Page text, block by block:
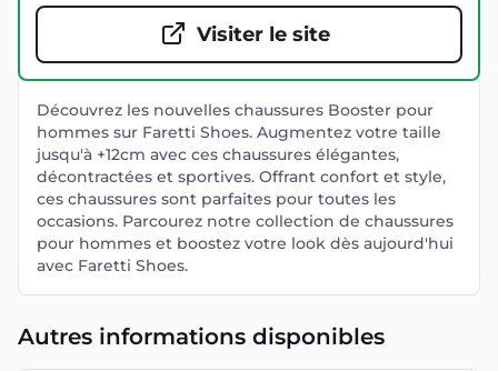
Visiter le site
Découvrez les nouvelles chaussures Booster pour
hommes sur Faretti Shoes. Augmentez votre taille
jusqu'à +12cm avec ces chaussures élégantes,
décontractées et sportives. Offrant confort et style,
ces chaussures sont parfaites pour toutes les
occasions. Parcourez notre collection de chaussures
pour hommes et boostez votre look dès aujourd'hui
avec Faretti Shoes.
Autres informations disponibles